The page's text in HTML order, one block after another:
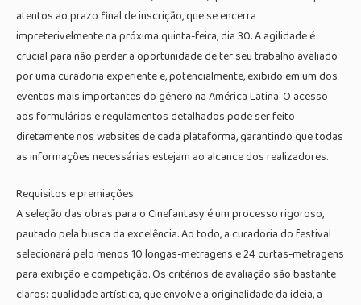
atentos ao prazo final de inscrição, que se encerra
impreterivelmente na próxima quinta-feira, dia 30. A agilidade é
crucial para não perder a oportunidade de ter seu trabalho avaliado
por uma curadoria experiente e, potencialmente, exibido em um dos
eventos mais importantes do gênero na América Latina. O acesso
aos formulários e regulamentos detalhados pode ser feito
diretamente nos websites de cada plataforma, garantindo que todas
as informações necessárias estejam ao alcance dos realizadores.
Requisitos e premiações
A seleção das obras para o Cinefantasy é um processo rigoroso,
pautado pela busca da excelência. Ao todo, a curadoria do festival
selecionará pelo menos 10 longas-metragens e 24 curtas-metragens
para exibição e competição. Os critérios de avaliação são bastante
claros: qualidade artística, que envolve a originalidade da ideia, a